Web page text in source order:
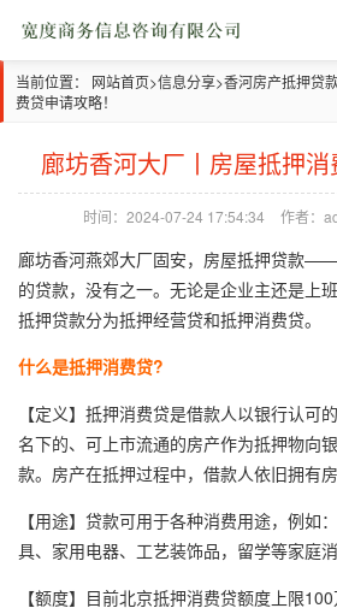
当前位置： 网站首页>信息分享>香河房产抵押贷
费贷申请攻略！
廊坊香河大厂丨房屋抵押消
时间：2024-07-24 17:54:34 作者：
廊坊香河燕郊大厂固安，房屋抵押贷款
的贷款，没有之一。无论是企业主还是上
抵押贷款分为抵押经营贷和抵押消费贷。
什么是抵押消费贷?
【定义】抵押消费贷是借款人以银行认可
名下的、可上市流通的房产作为抵押物向
款。房产在抵押过程中，借款人依旧拥有
【用途】贷款可用于各种消费用途，例如
具、家用电器、工艺装饰品，留学等家庭消
【额度】目前北京抵押消费贷额度上限